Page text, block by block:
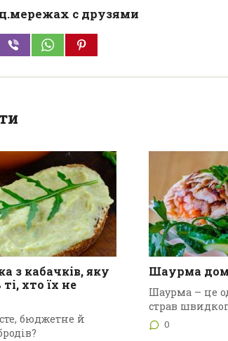
с друзями
з кабачків, яку
хто їх не
бюджетне й
Шаурма
Шаурма – це
страв
0